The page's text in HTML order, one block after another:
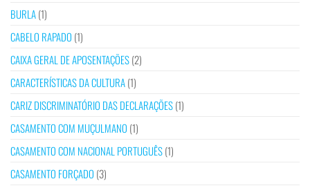
BURLA(1)
CABELO RAPADO (1)
CAIXA GERAL DE APOSENTAÇÕES(2)
CARACTERÍSTICAS DA CULTURA(1)
CARIZ DISCRIMINATÓRIO DAS DECLARAÇÕES(1)
CASAMENTO COM MUÇULMANO (1)
CASAMENTO COM NACIONAL PORTUGUÊS(1)
CASAMENTO FORÇADO (3)